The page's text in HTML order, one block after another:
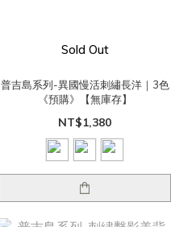
Sold Out
普吉島系列-異國慢活刺繡長洋｜3色
《預購》【無庫存】
NT$1,380